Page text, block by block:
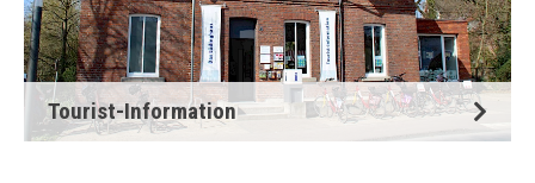
Tourist-Information